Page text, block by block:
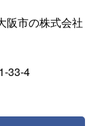
阪市の株式会社
33-4